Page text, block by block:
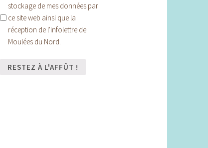
stockage de mes données par
ce site web ainsi que la
réception de l'infolettre de
Moulées du Nord.